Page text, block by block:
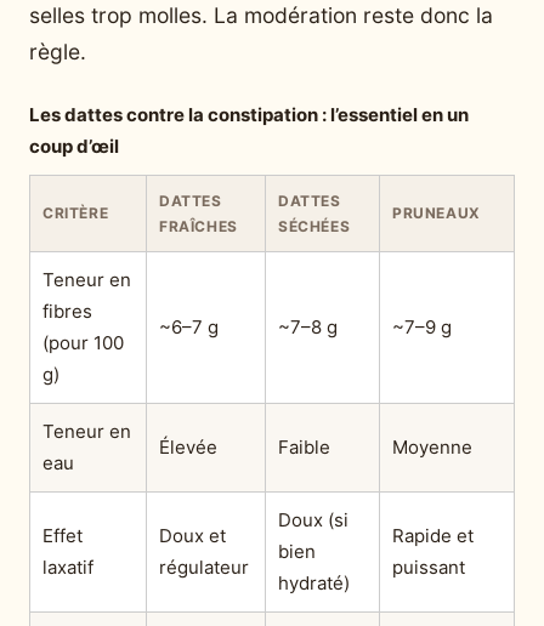
selles trop molles. La modération reste donc la
règle.
Les dattes contre la constipation : l’essentiel en un
coup d’œil
CRITÈRE
DATTES
FRAÎCHES
DATTES
SÉCHÉES
PRUNEAUX
Teneur en
fibres
(pour 100
g)
~6–7 g ~7–8 g ~7–9 g
Teneur en
eau
Élevée Faible Moyenne
Effet
laxatif
Doux et
régulateur
Doux (si
bien
hydraté)
Rapide et
puissant